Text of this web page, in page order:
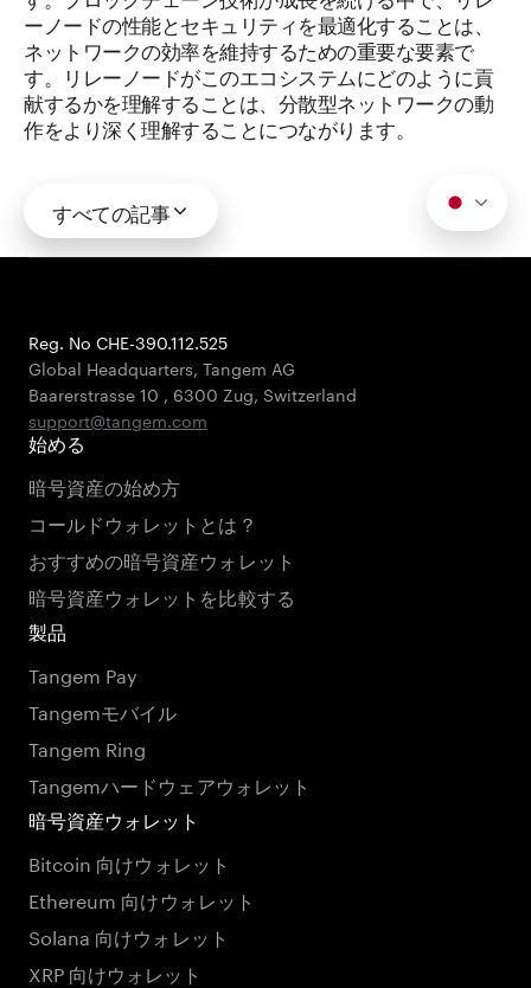
ーノードの性能とセキュリティを最適化することは、
ネットワークの効率を維持するための重要な要素で
す。リレーノードがこのエコシステムにどのように貢
献するかを理解することは、分散型ネットワークの動
作をより深く理解することにつながります。
すべての記事
Reg. No CHE-390.112.525
Global Headquarters, Tangem AG
Baarerstrasse 10 , 6300 Zug, Switzerland
support@tangem.com
始める
暗号資産の始め方
コールドウォレットとは？
おすすめの暗号資産ウォレット
暗号資産ウォレットを比較する
製品
Tangem Pay
Tangemモバイル
Tangem Ring
Tangemハードウェアウォレット
暗号資産ウォレット
Bitcoin 向けウォレット
Ethereum 向けウォレット
Solana 向けウォレット
XRP 向けウォレット